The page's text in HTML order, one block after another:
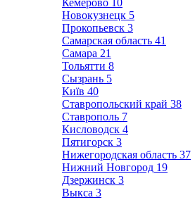
Кемерово 10
Новокузнецк 5
Прокопьевск 3
Самарская область 41
Самара 21
Тольятти 8
Сызрань 5
Київ 40
Ставропольский край 38
Ставрополь 7
Кисловодск 4
Пятигорск 3
Нижегородская область 37
Нижний Новгород 19
Дзержинск 3
Выкса 3